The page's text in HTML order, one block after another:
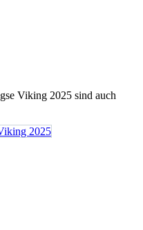
Viking 2025 sind auch
2025